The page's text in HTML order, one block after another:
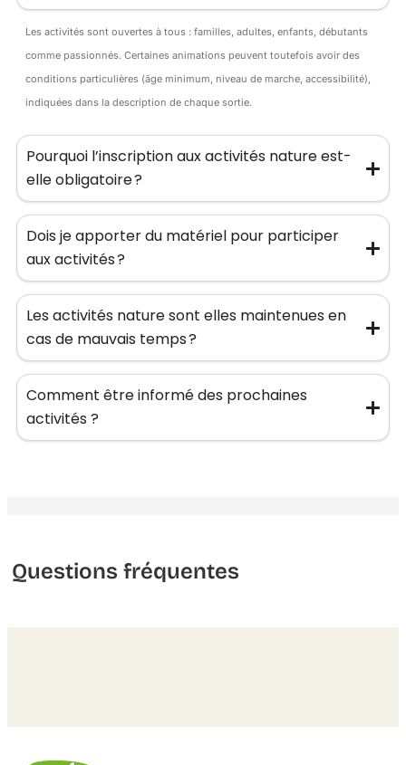
Les activités sont ouvertes à tous : familles, adultes, enfants, débutants
comme passionnés. Certaines animations peuvent toutefois avoir des
conditions particulières (âge minimum, niveau de marche, accessibilité),
indiquées dans la description de chaque sortie.
Pourquoi l’inscription aux activités nature est-
elle obligatoire ?
Dois je apporter du matériel pour participer
aux activités ?
Les activités nature sont elles maintenues en
cas de mauvais temps ?
Comment être informé des prochaines
activités ?
Questions fréquentes